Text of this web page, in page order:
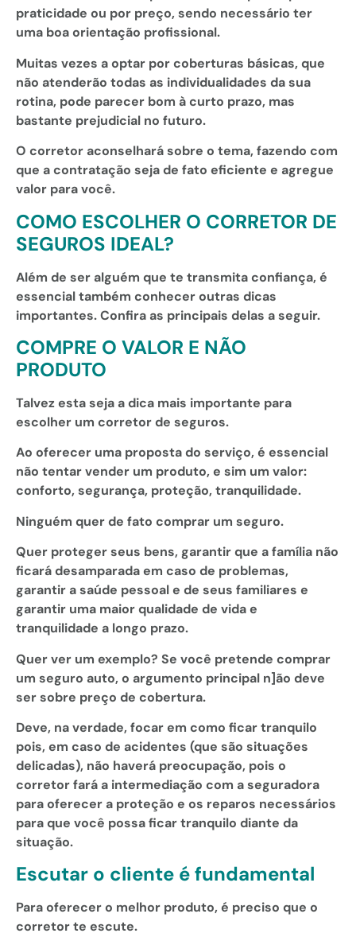
praticidade ou por preço, sendo necessário ter
uma boa orientação profissional.
Muitas vezes a optar por coberturas básicas, que
não atenderão todas as individualidades da sua
rotina, pode parecer bom à curto prazo, mas
bastante prejudicial no futuro.
O corretor aconselhará sobre o tema, fazendo com
que a contratação seja de fato eficiente e agregue
valor para você.
COMO ESCOLHER O CORRETOR DE
SEGUROS IDEAL?
Além de ser alguém que te transmita confiança, é
essencial também conhecer outras dicas
importantes. Confira as principais delas a seguir.
COMPRE O VALOR E NÃO
PRODUTO
Talvez esta seja a dica mais importante para
escolher um corretor de seguros.
Ao oferecer uma proposta do serviço, é essencial
não tentar vender um produto, e sim um valor:
conforto, segurança, proteção, tranquilidade.
Ninguém quer de fato comprar um seguro.
Quer proteger seus bens, garantir que a família não
ficará desamparada em caso de problemas,
garantir a saúde pessoal e de seus familiares e
garantir uma maior qualidade de vida e
tranquilidade a longo prazo.
Quer ver um exemplo? Se você pretende comprar
um seguro auto, o argumento principal n]ão deve
ser sobre preço de cobertura.
Deve, na verdade, focar em como ficar tranquilo
pois, em caso de acidentes (que são situações
delicadas), não haverá preocupação, pois o
corretor fará a intermediação com a seguradora
para oferecer a proteção e os reparos necessários
para que você possa ficar tranquilo diante da
situação.
Escutar o cliente é fundamental
Para oferecer o melhor produto, é preciso que o
corretor te escute.